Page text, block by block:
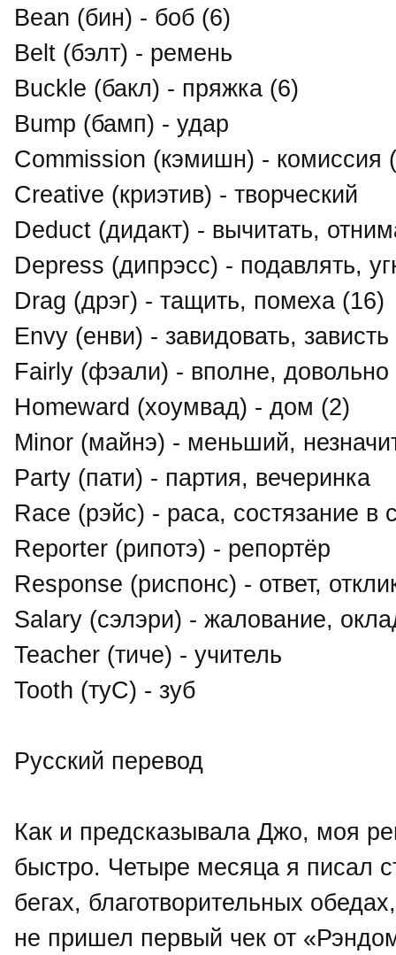
Bean (бин) - боб (6)
Belt (бэлт) - ремень
Buckle (бакл) - пряжка (6)
Bump (бамп) - удар
Commission (кэмишн) - комиссия
Creative (криэтив) - творческий
Deduct (дидакт) - вычитать,
Depress (дипрэсс) - подавлять,
Drag (дрэг) - тащить, помеха (16)
Envy (енви) - завидовать,
Fairly (фэали) - вполне, довольно
Homeward (хоумвад) - дом (2)
Minor (майнэ) - меньший,
Party (пати) - партия, вечеринка
Race (рэйс) - раса, состязание в
Reporter (рипотэ) - репортёр
Response (риспонс) - ответ,
Salary (сэлэри) - жалование,
Teacher (тиче) - учитель
Tooth (туС) - зуб
Русский перевод
Как и предсказывала Джо, моя
быстро. Четыре месяца я писал
бегах, благотворительных
не пришел первый чек от